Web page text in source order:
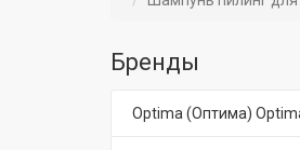
Бренды
Optima (Оптима)